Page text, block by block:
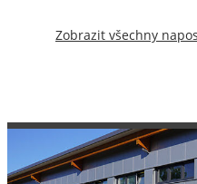
Zobrazit všechny